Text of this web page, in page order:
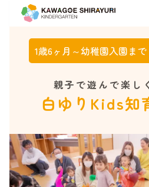
1歳6ヶ月～幼稚園入園まで
親子で遊んで楽し
白ゆりKids知